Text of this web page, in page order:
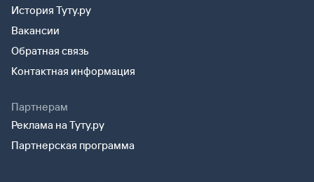
История Туту.ру
Вакансии
Обратная связь
Контактная информация
Партнерам
Реклама на Туту.ру
Партнерская программа